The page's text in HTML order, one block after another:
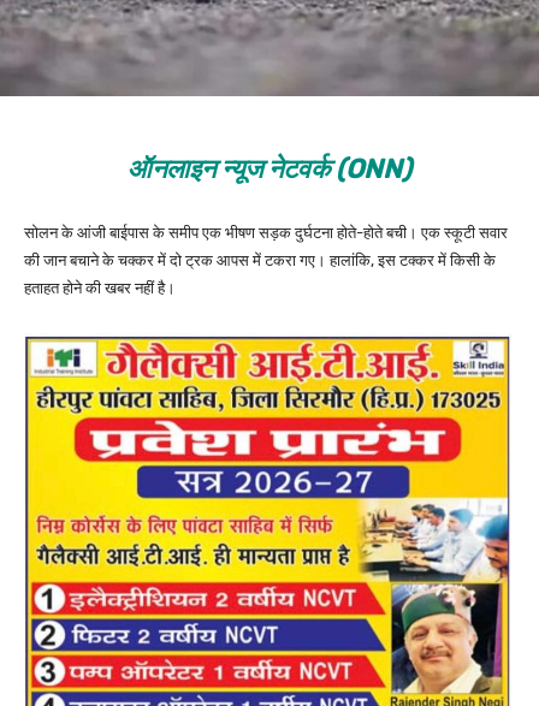
ऑनलाइन न्यूज नेटवर्क (ONN)
सोलन के आंजी बाईपास के समीप एक भीषण सड़क दुर्घटना होते-होते बची। एक स्कूटी सवार
की जान बचाने के चक्कर में दो ट्रक आपस में टकरा गए। हालांकि, इस टक्कर में किसी के
हताहत होने की खबर नहीं है।